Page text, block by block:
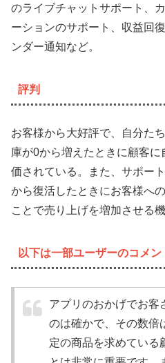
のライブチャットサポート、
ーションのサポート、収益回
ンダー通知など。
評判
お客様から大好評で、自分た
庫が0から増えたときに顧客
価されている。また、サポー
から復活したときにお客様へ
ことで売り上げを増加させる
以下は一部ユーザーのコメン
アプリのおかげでお客
のは確かで、その数倍
定の商品を求めている